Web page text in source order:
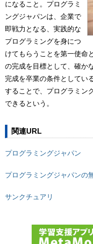
になること。プログラミ
ングジャパンは、企業で
即戦力となる、実践的な
プログラミングを身につ
けてもらうことを第一使命
の完成を目標として、確か
完成を卒業の条件としてい
することで、プログラミン
できるという。
関連URL
プログラミングジャパン
プログラミングジャパンの
サンクチュアリ